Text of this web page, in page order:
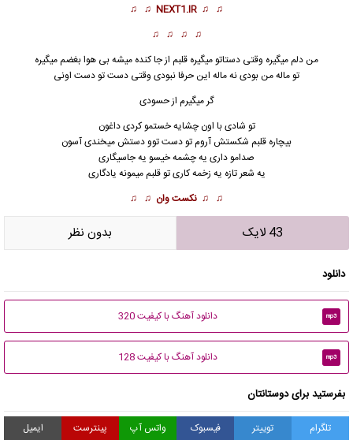
♫ ♫
NEXT1.IR
♫ ♫
♫ ♫ ♫ ♫
من دلم میگیره وقتی دستاتو میگیره قلبم از جا کنده میشه بی هوا بغضم میگیره
تو ماله من بودی نه ماله این حرفا نبودی وقتی دست تو دست اونی
گر میگیرم از حسودی
تو شادی با اون چشایه خستمو کردی داغون
بیچاره قلبم شکستش آروم تو دست توو دستش میخندی آسون
صدامو داری یه چشمه خیسو یه جاسیگاری
یه شعر تازه یه زخمه کاری تو قلبم میمونه یادگاری
♫ ♫ نکست وان ♫ ♫
43 لایک بدون نظر
دانلود
mp3 دانلود آهنگ با کیفیت 320
mp3 دانلود آهنگ با کیفیت 128
بفرستید برای دوستانتان
تلگرام توییتر فیسبوک واتس آپ پینترست ایمیل